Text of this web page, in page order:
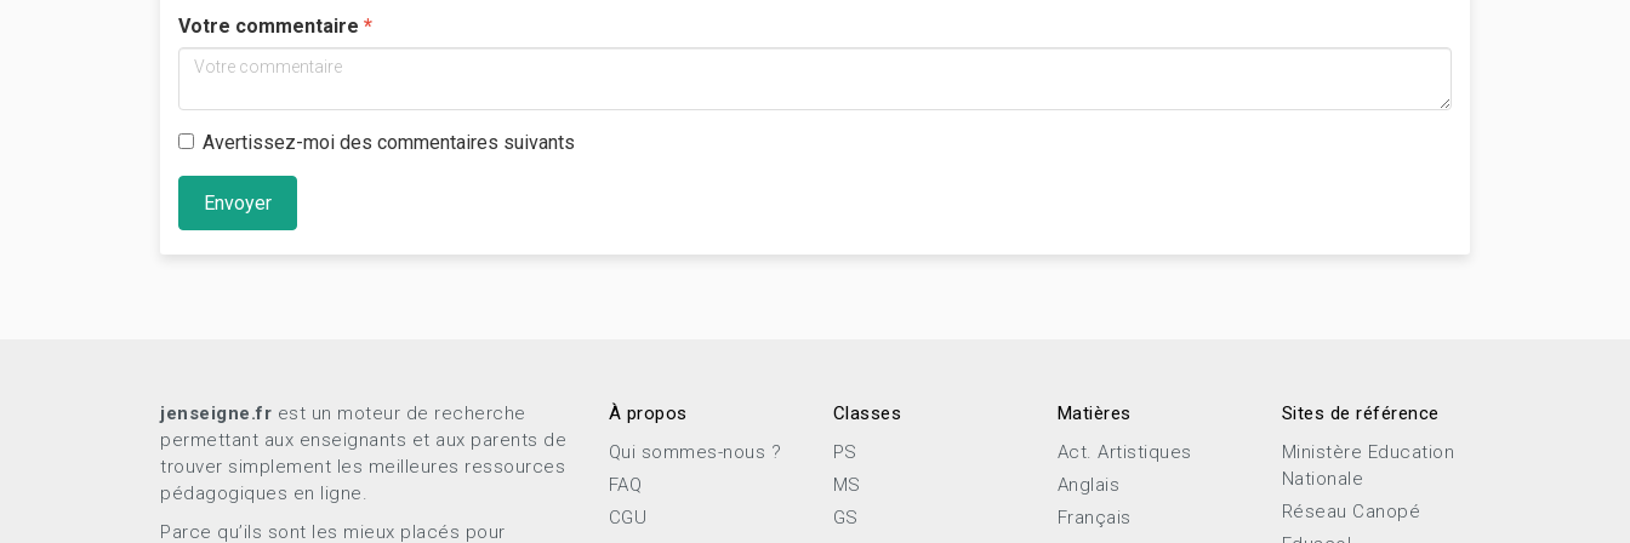
Votre commentaire
Avertissez-moi des commentaires suivants
Envoyer
jenseigne.fr est un moteur de recherche
permettant aux enseignants et aux parents de
trouver simplement les meilleures ressources
pédagogiques en ligne.
Parce qu’ils sont les mieux placés pour
À propos
Qui sommes-nous ?
FAQ
CGU
Classes
PS
MS
GS
Matières
Act. Artistiques
Anglais
Français
Sites de référence
Ministère Education
Nationale
Réseau Canopé